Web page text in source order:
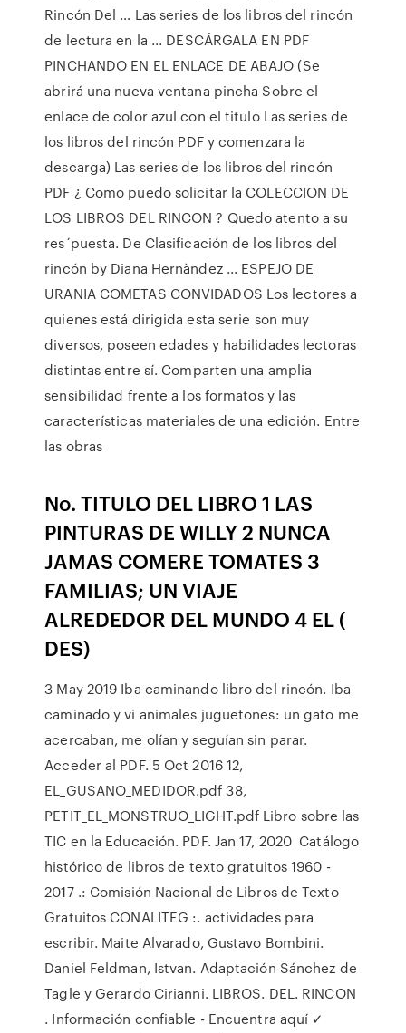
Rincón Del … Las series de los libros del rincón
de lectura en la ... DESCÁRGALA EN PDF
PINCHANDO EN EL ENLACE DE ABAJO (Se
abrirá una nueva ventana pincha Sobre el
enlace de color azul con el titulo Las series de
los libros del rincón PDF y comenzara la
descarga) Las series de los libros del rincón
PDF ¿ Como puedo solicitar la COLECCION DE
LOS LIBROS DEL RINCON ? Quedo atento a su
res´puesta. De Clasificación de los libros del
rincón by Diana Hernàndez ... ESPEJO DE
URANIA COMETAS CONVIDADOS Los lectores a
quienes está dirigida esta serie son muy
diversos, poseen edades y habilidades lectoras
distintas entre sí. Comparten una amplia
sensibilidad frente a los formatos y las
características materiales de una edición. Entre
las obras
No. TITULO DEL LIBRO 1 LAS
PINTURAS DE WILLY 2 NUNCA
JAMAS COMERE TOMATES 3
FAMILIAS; UN VIAJE
ALREDEDOR DEL MUNDO 4 EL (
DES)
3 May 2019 Iba caminando libro del rincón. Iba
caminado y vi animales juguetones: un gato me
acercaban, me olían y seguían sin parar.
Acceder al PDF. 5 Oct 2016 12,
EL_GUSANO_MEDIDOR.pdf 38,
PETIT_EL_MONSTRUO_LIGHT.pdf Libro sobre las
TIC en la Educación. PDF. Jan 17, 2020 Catálogo
histórico de libros de texto gratuitos 1960 -
2017 .: Comisión Nacional de Libros de Texto
Gratuitos CONALITEG :. actividades para
escribir. Maite Alvarado, Gustavo Bombini.
Daniel Feldman, Istvan. Adaptación Sánchez de
Tagle y Gerardo Cirianni. LIBROS. DEL. RINCON
. Información confiable - Encuentra aquí ✓